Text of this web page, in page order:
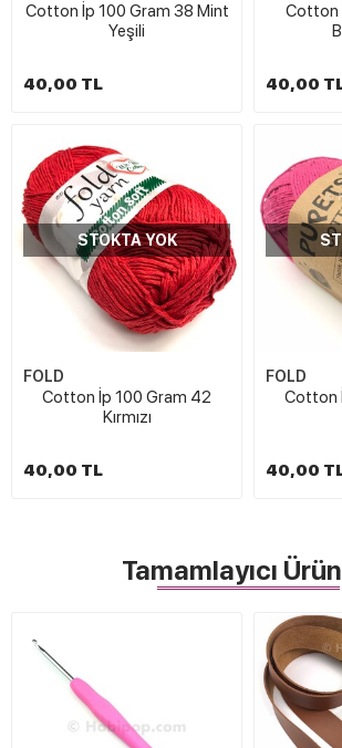
Cotton İp 100 Gram 38 Mint
Yeşili
40,00 TL
Cotton
40,00
STOKTA YOK
FOLD
Cotton İp 100 Gram 42
Kırmızı
40,00 TL
FOLD
Cotton
40,00
Tamamlayıcı